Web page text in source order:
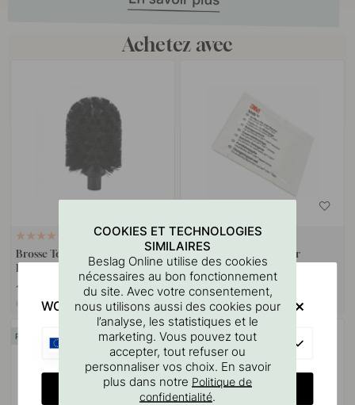
Achetez avec
Brosse Toilette Solid - Brosse de
Rechange
13.30 €
En stock
114
Lingette Nettoyante Pour
Surfaces 3M
3.60 €
En stock
POPULAR
COOKIES ET TECHNOLOGIES
SIMILAIRES
Beslag Online utilise des cookies
nécessaires au bon fonctionnement
du site. Avec votre consentement,
nous utilisons aussi des cookies pour
l’analyse, les statistiques et le
marketing. Vous pouvez tout
accepter, tout refuser ou
personnaliser vos choix. En savoir
plus dans notre Politique de
confidentialité.
WOULD YOU RATHER VISIT?
CHANGE COUNTRY